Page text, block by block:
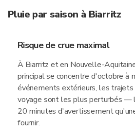
Pluie par saison à Biarritz
Risque de crue maximal
À Biarritz et en Nouvelle-
principal se concentre d'octobre à
événements extérieurs, les
voyage sont les plus perturbés —
20 minutes d'avertissement
fournir.